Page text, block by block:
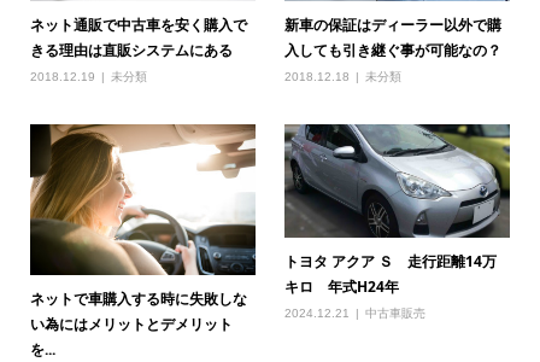
ネット通販で中古車を安く購入で
きる理由は直販システムにある
2018.12.19 未分類
新車の保証はディーラー以外で購
入しても引き継ぐ事が可能なの？
2018.12.18 未分類
ネットで車購入する時に失敗しな
い為にはメリットとデメリット
を...
トヨタ アクア Ｓ 走行距離14万
キロ 年式H24年
2024.12.21 中古車販売